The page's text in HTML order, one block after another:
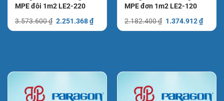
MPE đôi 1m2 LE2-220
3.573.600₫ Giá
là:
2.251.368₫Giá
hiện
tại
MPE đơn 1m2 LE2-120
2.182.400₫ Giá
là:
1.374.912₫Giá
hiện
tại